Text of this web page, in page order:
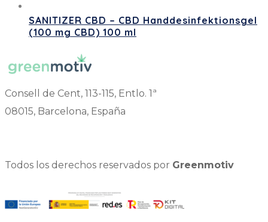
SANITIZER CBD – CBD Handdesinfektionsgel
(100 mg CBD) 100 ml
Consell de Cent, 113-115, Entlo. 1ª
08015, Barcelona, España
Todos los derechos reservados por Greenmotiv